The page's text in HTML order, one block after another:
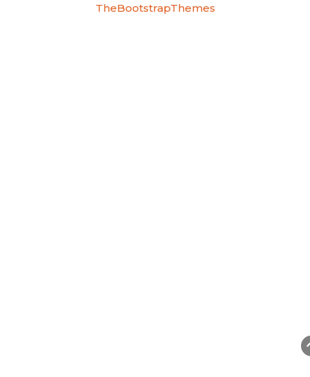
TheBootstrapThemes